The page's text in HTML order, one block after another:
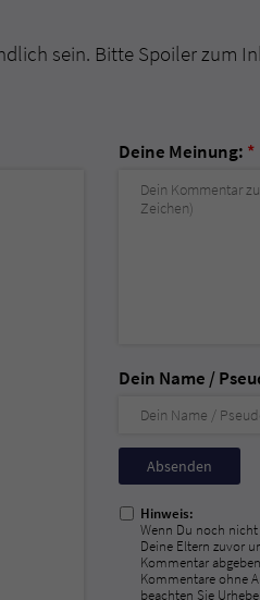
sein. Bitte Spoiler zum
Deine Meinung: *
Dein Name /
Nicht
ausfüllen!
Hinweis:
Wenn Du noch
Deine Eltern zuvor
Kommentar
Kommentare ohne
beachten Sie